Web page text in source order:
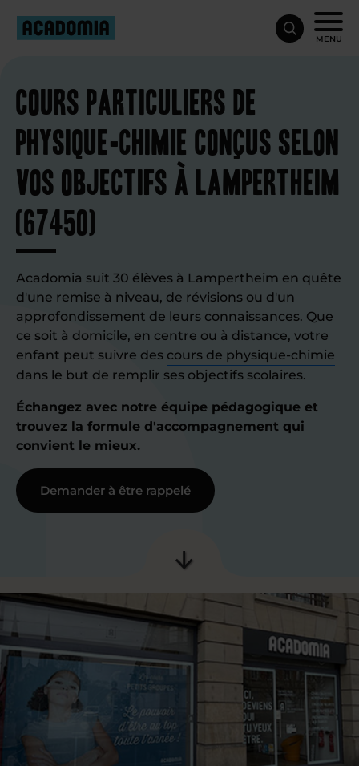
MENU
Cours particuliers de
physique-chimie conçus selon
vos objectifs à Lampertheim
(67450)
Acadomia suit 30 élèves à Lampertheim en quête
d'une remise à niveau, de révisions ou d'un
approfondissement de leurs connaissances. Que
ce soit à domicile, en centre ou à distance, votre
enfant peut suivre des cours de physique-chimie
dans le but de remplir ses objectifs scolaires.
Échangez avec notre équipe pédagogique et
trouvez la formule d'accompagnement qui
convient le mieux.
Demander à être rappelé